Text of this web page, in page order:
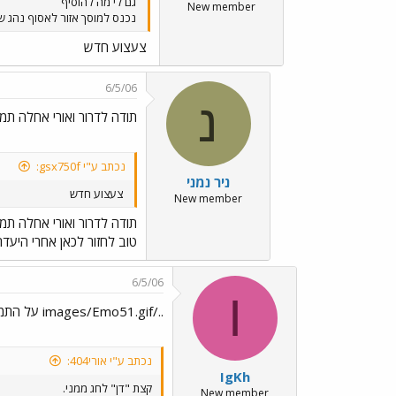
New member
נכנס למוסך אזור לאסוף נהג
צעצוע חדש
נ
ניר נמני
New member
6/5/06
תודה לדרור ואורי אחלה
נכתב ע"י gsx750f:
צעצוע חדש
תודה לדרור ואורי אחלה
טוב לחזור לכאן אחרי
I
IgKh
New member
6/5/06
../images/Emo51.gif על התמונות!
נכתב ע"י אורי404:
קצת "דן" לחג ממני.